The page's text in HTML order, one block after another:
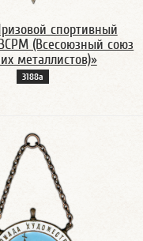
спортивный
(Всесоюзный союз
металлистов)»
3188а